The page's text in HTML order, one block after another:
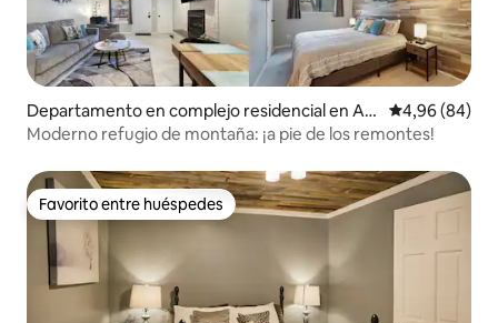
Departamento en complejo residencial en An
gel Fire
Calificación
4,96 (84)
Moderno refugio de montaña: ¡a pie de los remontes!
Favorito entre huéspedes
Favorito entre huéspedes